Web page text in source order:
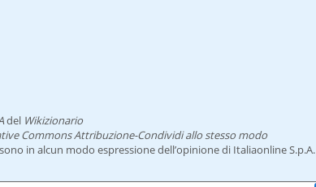
del Wikizionario
Commons Attribuzione-Condividi allo stesso modo
in alcun modo espressione dell’opinione di Italiaonline S.p.A.